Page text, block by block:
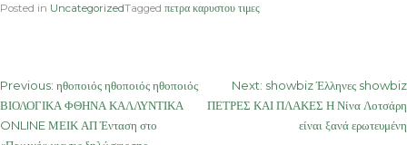
Posted in UncategorizedTagged πετρα καρυστου τιμες
Post
navigation
Previous: ηθοποιός ηθοποιός ηθοποιός
ΒΙΟΛΟΓΙΚΑ ΦΘΗΝΑ ΚΑΛΛΥΝΤΙΚΑ
ONLINE ΜΕΙΚ ΑΠ Ένταση στο
Next: showbiz Έλληνες showbiz
ΠΕΤΡΕΣ ΚΑΙ ΠΛΑΚΕΣ Η Νίνα Λοτσάρη
είναι ξανά ερωτευμένη